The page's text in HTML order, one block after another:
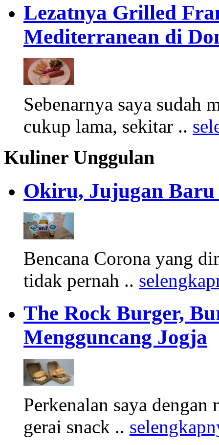
Lezatnya Grilled
Mediterranean di
Sebenarnya saya sudah
cukup lama, sekitar ..
Kuliner Unggulan
Okiru, Jujugan Baru
Bencana Corona yang
tidak pernah ..
The Rock Burger,
Mengguncang Jogja
Perkenalan saya
gerai snack ..